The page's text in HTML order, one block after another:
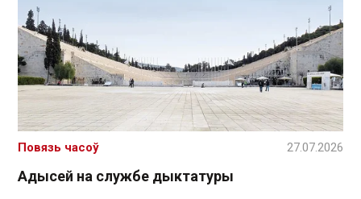
Адысей на службе дыктатуры
Повязь часоў 27.07.2026